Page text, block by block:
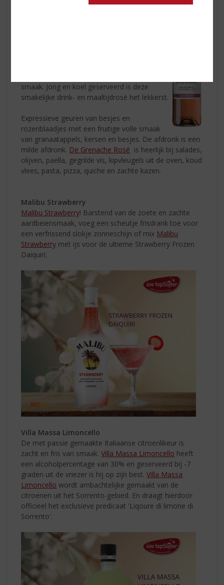
smaak. Jong en koel geserveerd is deze
smakelijke drink- en maaltijdrosé het lekkerst.
Expressieve geuren van besjes en
rozenblaadjes met een fruitige volle smaak
van granaatappels, kersen en besjes. De afdronk is een
milde afdronk. De Grenache Rosé is heerlijk bij salades,
olijven, paella, gegrilde vis, kipvleugels uit de oven, koud
vlees, pasta, pizza, quiche en zachte kazen.
Malibu Strawberry
Malibu Strawberry! Barstend van de zoete en zachte
aardbeiensmaak, voeg een scheutje frisdrank toe voor
een verfrissend slokje zonneschijn of mix Malibu
Strawberry met ijs voor de ultieme Strawberry Frozen
Daiquiri.
Villa Massa Limoncello
De met passie gemaakte Italiaanse citroenlikeur is
zacht en fris van smaak.Villa Massa Limoncello heeft
een alcoholpercentage van 30% en geserveerd bij -7
graden uit de vriezer is hij op zijn best.Villa Massa
Limoncello wordt ambachtelijke gemaakt van de
citroenen uit het Sorrento-gebied. En draagt hierdoor
officieel het exclusieve predicaat 'Liqoure di limone di
Sorrento'.